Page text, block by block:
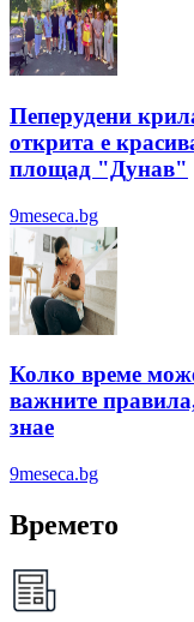
Пеперудени
открита е
площад "Дунав"
9meseca.bg
Колко време
важните
знае
9meseca.bg
Времето